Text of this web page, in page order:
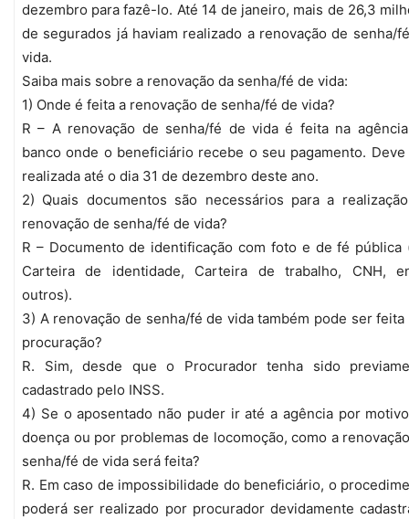
dezembro para fazê-lo. Até 14 de janeiro, mais de 26,3
de segurados já haviam realizado a renovação de senha/
vida.
Saiba mais sobre a renovação da senha/fé de vida:
1) Onde é feita a renovação de senha/fé de vida?
R – A renovação de senha/fé de vida é feita na
banco onde o beneficiário recebe o seu pagamento.
realizada até o dia 31 de dezembro deste ano.
2) Quais documentos são necessários para a
renovação de senha/fé de vida?
R – Documento de identificação com foto e de fé pública
Carteira de identidade, Carteira de trabalho, CNH,
outros).
3) A renovação de senha/fé de vida também pode ser feita
procuração?
R. Sim, desde que o Procurador tenha sido
cadastrado pelo INSS.
4) Se o aposentado não puder ir até a agência por
doença ou por problemas de locomoção, como a
senha/fé de vida será feita?
R. Em caso de impossibilidade do beneficiário, o
poderá ser realizado por procurador devidamente